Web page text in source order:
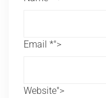
Email *">
Website">